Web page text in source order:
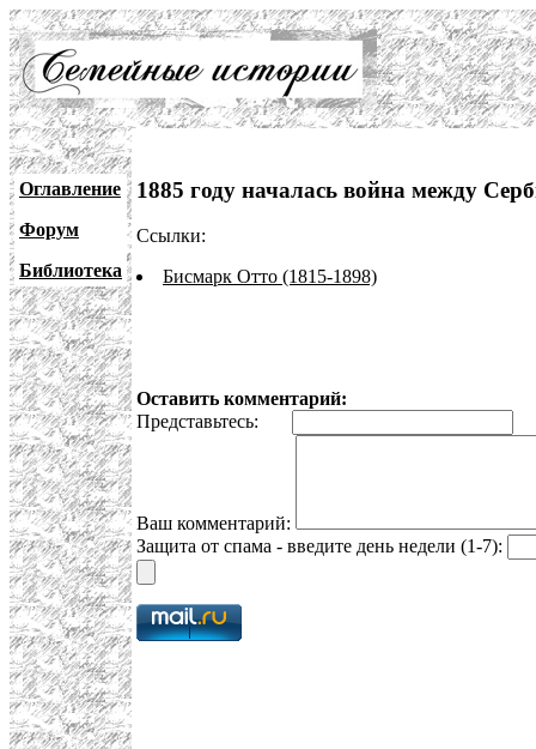
Оглавление
Форум
Библиотека
1885 году началась война между
Ссылки:
Бисмарк Отто (1815-1898)
Оставить комментарий:
Представьтесь:
Ваш комментарий:
Защита от спама - введите день недели (1-7):